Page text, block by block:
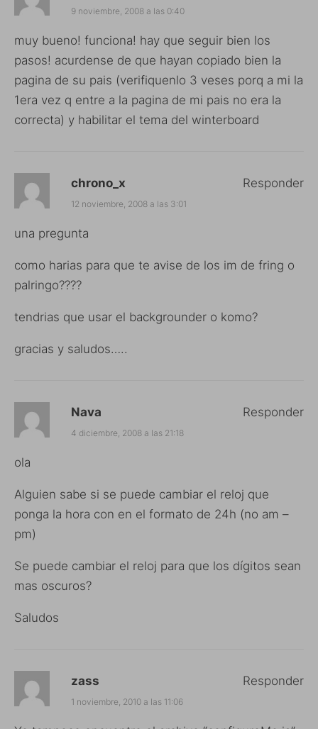
9 noviembre, 2008 a las 0:40
muy bueno! funciona! hay que seguir bien los
pasos! acurdense de que hayan copiado bien la
pagina de su pais (verifiquenlo 3 veses porq a mi la
1era vez q entre a la pagina de mi pais no era la
correcta) y habilitar el tema del winterboard
chrono_x
12 noviembre, 2008 a las 3:01
una pregunta
como harias para que te avise de los im de fring o
palringo????
tendrias que usar el backgrounder o komo?
gracias y saludos…..
Responder
Nava
4 diciembre, 2008 a las 21:18
ola
Alguien sabe si se puede cambiar el reloj que
ponga la hora con en el formato de 24h (no am –
pm)
Se puede cambiar el reloj para que los dígitos sean
mas oscuros?
Saludos
Responder
zass
1 noviembre, 2010 a las 11:06
Responder